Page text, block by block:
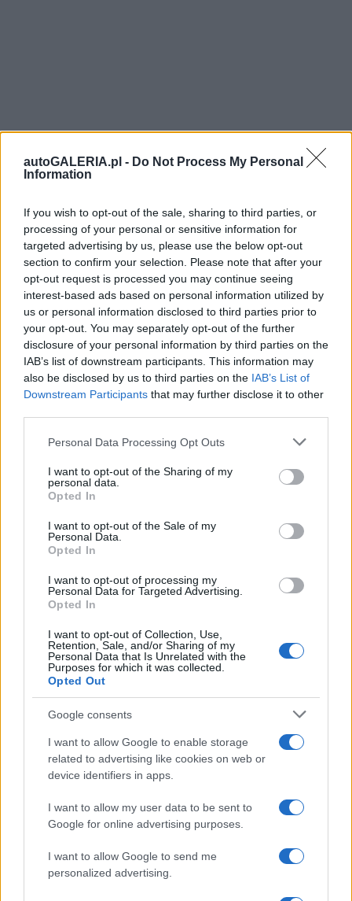
autoGALERIA.pl - Do Not Process My Personal
Information
If you wish to opt-out of the sale, sharing to third parties, or
processing of your personal or sensitive information for
targeted advertising by us, please use the below opt-out
section to confirm your selection. Please note that after your
opt-out request is processed you may continue seeing
interest-based ads based on personal information utilized by
us or personal information disclosed to third parties prior to
your opt-out. You may separately opt-out of the further
disclosure of your personal information by third parties on the
IAB’s list of downstream participants. This information may
also be disclosed by us to third parties on the IAB’s List of
Downstream Participants that may further disclose it to other
Please note that this website/app uses one or more Google
not limited to your visit or usage behaviour. You may click to
grant or deny consent to Google and its third-party tags to
use your data for below specified purposes in below Google
consent section.
Personal Data Processing Opt Outs
I want to opt-out of the Sharing of my
personal data.
Opted In
I want to opt-out of the Sale of my
Personal Data.
Opted In
I want to opt-out of processing my
Personal Data for Targeted Advertising.
Opted In
I want to opt-out of Collection, Use,
Retention, Sale, and/or Sharing of my
Personal Data that Is Unrelated with the
Purposes for which it was collected.
Opted Out
Google consents
I want to allow Google to enable storage
related to advertising like cookies on web or
device identifiers in apps.
I want to allow my user data to be sent to
Google for online advertising purposes.
I want to allow Google to send me
personalized advertising.